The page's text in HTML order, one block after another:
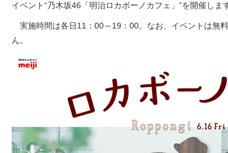
イベント“乃木坂46「明治ロカボーノカフェ」”を開催しま
実施時間は各日11：00～19：00。なお、イベントは無
ん。